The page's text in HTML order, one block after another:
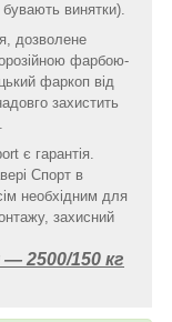
бувають винятки).
дозволене
фарбою-
фаркоп від
захистить
є гарантія.
Спорт в
необхідним для
захисний
2500/150 кг